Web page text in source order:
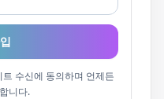
수신에 동의하며 언제든
니다.